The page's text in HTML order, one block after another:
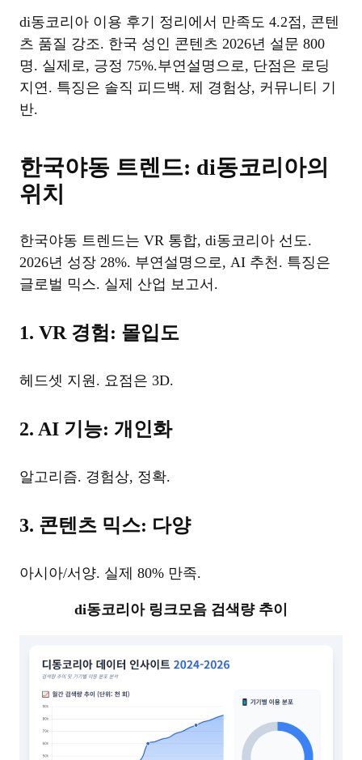
di동코리아 이용 후기 정리에서 만족도 4.2점, 콘텐
츠 품질 강조. 한국 성인 콘텐츠 2026년 설문 800
명. 실제로, 긍정 75%.부연설명으로, 단점은 로딩
지연. 특징은 솔직 피드백. 제 경험상, 커뮤니티 기
반.
한국야동 트렌드: di동코리아의
위치
한국야동 트렌드는 VR 통합, di동코리아 선도.
2026년 성장 28%. 부연설명으로, AI 추천. 특징은
글로벌 믹스. 실제 산업 보고서.
1. VR 경험: 몰입도
헤드셋 지원. 요점은 3D.
2. AI 기능: 개인화
알고리즘. 경험상, 정확.
3. 콘텐츠 믹스: 다양
아시아/서양. 실제 80% 만족.
di동코리아 링크모음 검색량 추이